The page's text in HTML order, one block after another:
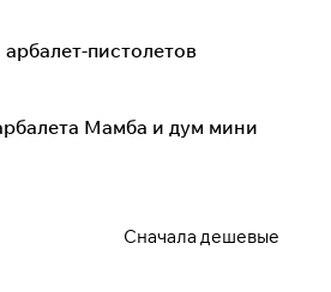
пистолетов
Мамба и дум мини
Сначала дешевые
части
товары